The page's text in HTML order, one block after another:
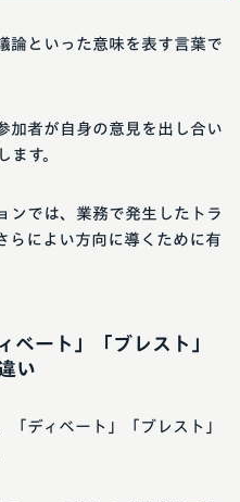
論といった意味を表す言葉で
加者が自身の意見を出し合い
ます。
ンでは、業務で発生したトラ
らによい方向に導くために有
ベート」「ブレスト」
い
ディベート」「ブレスト」